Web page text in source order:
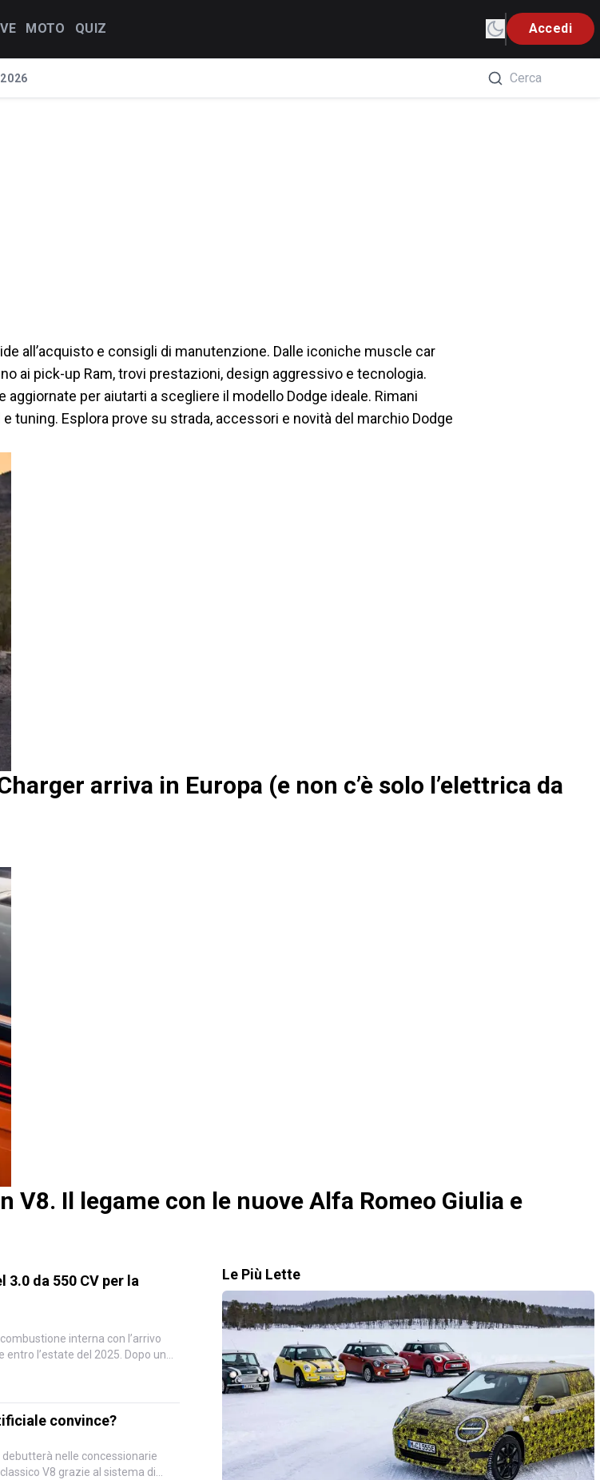
MOTO QUIZ Accedi
all’acquisto e consigli di manutenzione. Dalle iconiche muscle car
ai pick-up Ram, trovi prestazioni, design aggressivo e tecnologia.
per aiutarti a scegliere il modello Dodge ideale. Rimani
tuning. Esplora prove su strada, accessori e novità del marchio Dodge
arriva in Europa (e non c’è solo l’elettrica da
V8. Il legame con le nuove Alfa Romeo Giulia e
da 550 CV per la
interna con l’arrivo
l’estate del 2025. Dopo un
convince?
debutterà nelle concessionarie
V8 grazie al sistema di
Le Più Lette